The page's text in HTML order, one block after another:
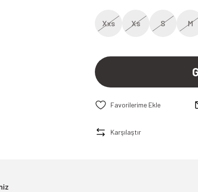
Xxs Xs S M
Karşılaştır